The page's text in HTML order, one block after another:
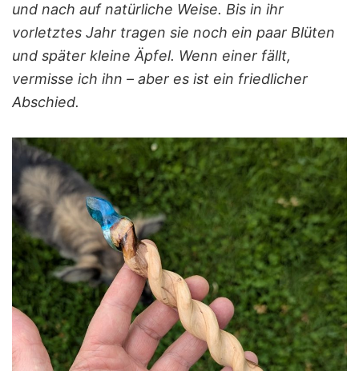
und nach auf natürliche Weise. Bis in ihr
vorletztes Jahr tragen sie noch ein paar Blüten
und später kleine Äpfel. Wenn einer fällt,
vermisse ich ihn – aber es ist ein friedlicher
Abschied.